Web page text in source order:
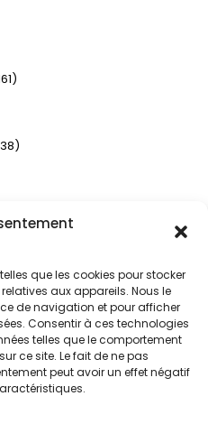
que les cookies pour stocker
aux appareils. Nous le
de navigation et pour afficher
Consentir à ces technologies
telles que le comportement
ce site. Le fait de ne pas
peut avoir un effet négatif